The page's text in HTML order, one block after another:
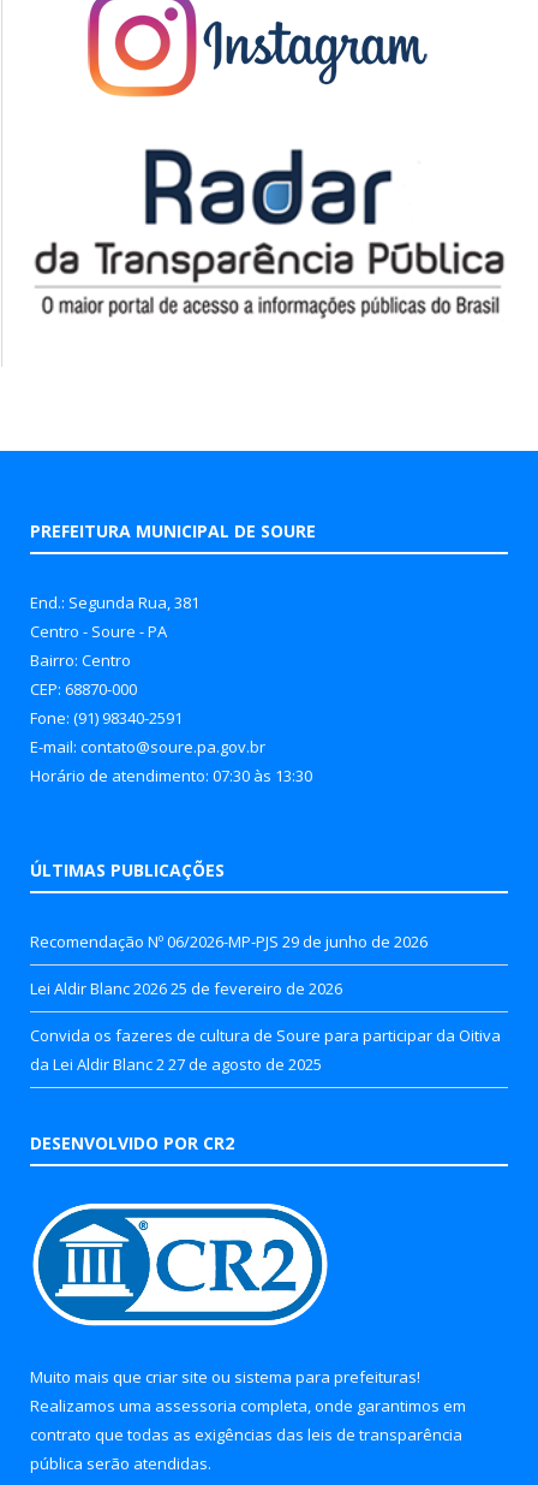
PREFEITURA MUNICIPAL DE SOURE
End.: Segunda Rua, 381
Centro - Soure - PA
Bairro: Centro
CEP: 68870-000
Fone: (91) 98340-2591
E-mail: contato@soure.pa.gov.br
Horário de atendimento: 07:30 às 13:30
ÚLTIMAS PUBLICAÇÕES
Recomendação Nº 06/2026-MP-PJS 29 de junho de 2026
Lei Aldir Blanc 202625 de fevereiro de 2026
Convida os fazeres de cultura de Soure para participar da Oitiva
da Lei Aldir Blanc 2 27 de agosto de 2025
DESENVOLVIDO POR CR2
Muito mais que criar site ou sistema para prefeituras!
Realizamos uma assessoria completa, onde garantimos em
contrato que todas as exigências das leis de transparência
pública serão atendidas.